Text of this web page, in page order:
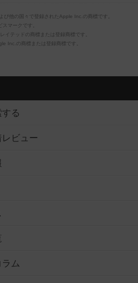
他の国々で登録されたApple Inc.の商標です。
マークです。
イテッドの商標または登録商標です。
Inc.の商標または登録商標です。
る
ビュー
ム